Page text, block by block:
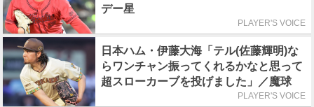
デー星
PLAYER'S VOICE
日本ハム・伊藤大海「テル(佐藤輝明)な
らワンチャン振ってくれるかなと思って
超スローカーブを投げました」／魔球
PLAYER'S VOICE